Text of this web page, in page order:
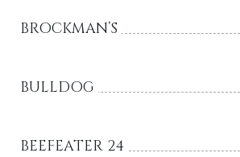
BROCKMAN’S
BULLDOG
BEEFEATER 24